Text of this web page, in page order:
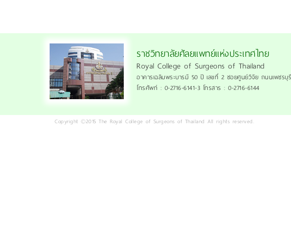
ราชวิทยาลัยศัลยแพทย์แห่งประเทศไทย
Royal College of Surgeons of Thailand
อาคารเฉลิมพระบารมี 50 ปี เลขที่ 2 ซอยศูนย์วิจัย ถนนเพชรบุ
โทรศัพท์ : 0-2716-6141-3 โทรสาร : 0-2716-6144
Copyright ©2015 The Royal College of Surgeons of Thailand All rights reserved.